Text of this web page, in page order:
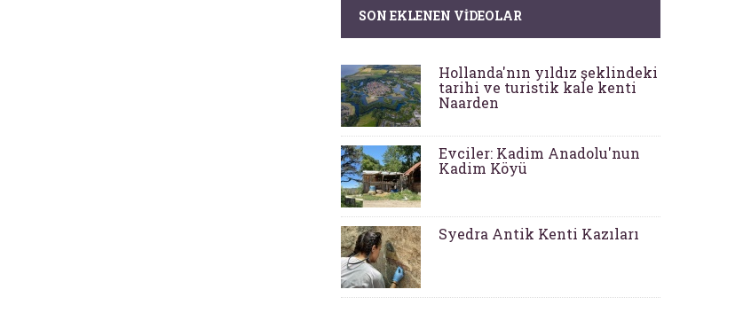
SON EKLENEN VIDEOLAR
Hollanda'nın yıldız şeklindeki
tarihi ve turistik kale kenti
Naarden
Evciler: Kadim Anadolu'nun
Kadim Köyü
Syedra Antik Kenti Kazıları